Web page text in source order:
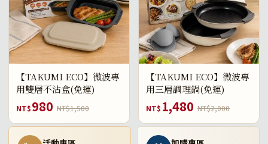
【TAKUMI ECO】微波專
用雙層不沾盒(免運)
NT$980 NT$1,500
【TAKUMI ECO】微波專
用三層調理鍋(免運)
NT$ 1,480 NT$2,000